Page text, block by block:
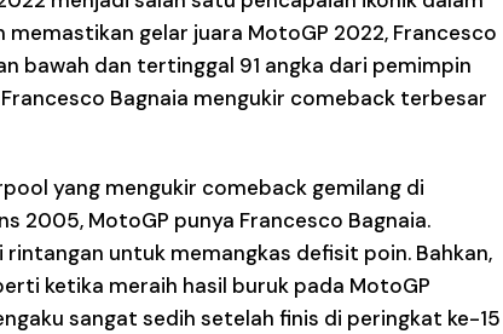
memastikan gelar juara MotoGP 2022, Francesco
bawah dan tertinggal 91 angka dari pemimpin
Bagnaia mengukir comeback terbesar
yang mengukir comeback gemilang di
2005, MotoGP punya Francesco Bagnaia.
untuk memangkas defisit poin. Bahkan,
ketika meraih hasil buruk pada MotoGP
sangat sedih setelah finis di peringkat ke-15